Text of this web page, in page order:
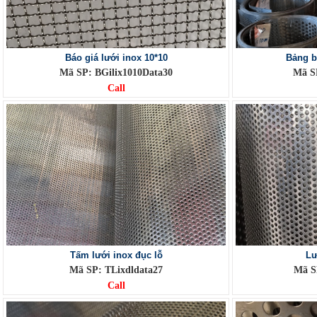
Báo giá lưới inox 10*10
Mã SP: BGilix1010Data30
Call
Bảng
Mã
Tấm lưới inox đục lỗ
Mã SP: TLixdldata27
Call
Mã